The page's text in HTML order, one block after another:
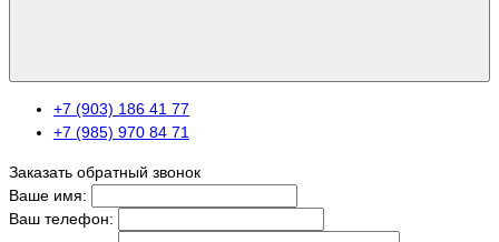
+7 (903) 186 41 77
+7 (985) 970 84 71
Заказать обратный звонок
Ваше имя:
Ваш телефон: